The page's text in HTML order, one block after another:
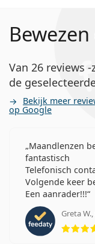
Van 26 reviews
de
Bekijk meer
op Google
Maandlenzen
fantastisch
Telefonisch
Volgende keer
Een aanrader!!!
Greta